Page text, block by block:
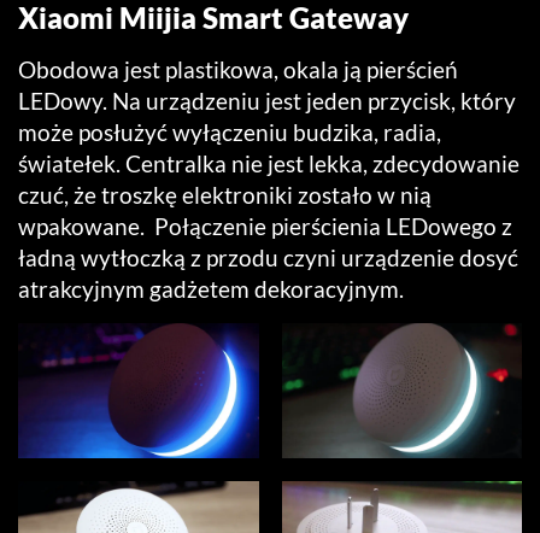
Xiaomi Miijia Smart Gateway
Obodowa jest plastikowa, okala ją pierścień
LEDowy. Na urządzeniu jest jeden przycisk, który
może posłużyć wyłączeniu budzika, radia,
światełek. Centralka nie jest lekka, zdecydowanie
czuć, że troszkę elektroniki zostało w nią
wpakowane. Połączenie pierścienia LEDowego z
ładną wytłoczką z przodu czyni urządzenie dosyć
atrakcyjnym gadżetem dekoracyjnym.